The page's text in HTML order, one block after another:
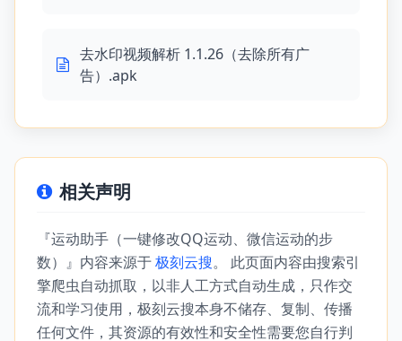
去水印视频解析 1.1.26（去除所有广
告）.apk
相关声明
『运动助手（一键修改QQ运动、微信运动的步
数）』内容来源于极刻云搜。 此页面内容由搜索引
擎爬虫自动抓取，以非人工方式自动生成，只作交
流和学习使用，极刻云搜本身不储存、复制、传播
任何文件，其资源的有效性和安全性需要您自行判